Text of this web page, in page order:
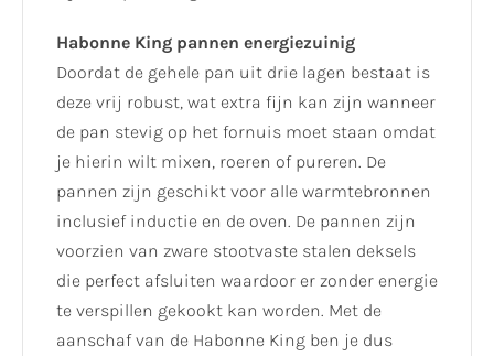
Habonne King pannen energiezuinig
Doordat de gehele pan uit drie lagen bestaat is
deze vrij robust, wat extra fijn kan zijn wanneer
de pan stevig op het fornuis moet staan omdat
je hierin wilt mixen, roeren of pureren. De
pannen zijn geschikt voor alle warmtebronnen
inclusief inductie en de oven. De pannen zijn
voorzien van zware stootvaste stalen deksels
die perfect afsluiten waardoor er zonder energie
te verspillen gekookt kan worden. Met de
aanschaf van de Habonne King ben je dus